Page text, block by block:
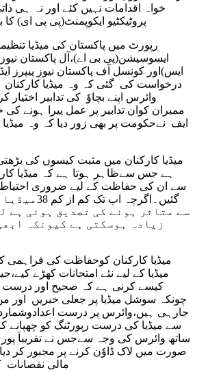
خواہ اقدامات نہیں کئے اور نہ ہی
پروٹیکٹیو ایکوپمنٹ(پی پی ای)
رپورٹ میں پاکستان کی میڈیا
ایسوسیشن(پی بی اے)،آل پاکستان
ایس)اور کونسل آف پاکستان نیوز پیپرز
درخواست کی گئی کہ وہ میڈیا کارکنان
وائرس اپنے بچاوٗ کی تدابیر اختیار
ممبران کوان تدابیر پر عمل پیرا ہونے
ایف نےحکومت پر بھی زور دیا کہ وہ
میڈیا کارکنان میں مثبت کیسوں کی
ہے جس سےظاہر ہوتا ہے کہ میڈیا
سے ان کی حفاظت کے لیے ضروری احتیاطی
گئیں۔اگرچہ
سے متاثر ہونے کی تصدیق ہوئی ہے
زیادہ ہوسکتی ہے کیونکہ
میڈیا کارکنان کوحفاظت کی فراہمی
میڈیا کے لیے نئے امتحانات کھڑے
کیسے کرنی ہے کہ صحیح اور درست
چونکہ سوشل میڈیا پر جعلی خبریں اور
جارہی ہیں،وائرس پر درست
سے میڈیا کی درست رپورٹنگ کو چھپانے
ساتھ وائرس کی وجہ سےجس نے تقریباَ
صورت میں لاک ڈاوٗن کرنے پر مجبور کر
مالی نقصانات